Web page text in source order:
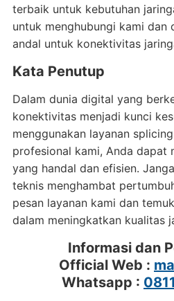
terbaik untuk kebutuhan
untuk menghubungi kami dan
andal untuk konektivitas
Kata Penutup
Dalam dunia digital yang
konektivitas menjadi kunci
menggunakan layanan
profesional kami, Anda dapat
yang handal dan efisien.
teknis menghambat
pesan layanan kami dan
dalam meningkatkan kualitas
Informasi dan
Official Web :
Whatsapp :